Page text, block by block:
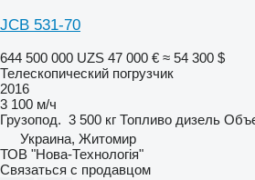
JCB 531-70
644 500 000 UZS 47 000 € ≈ 54 300 $
Телескопический погрузчик
2016
3 100 м/ч
Грузопод. 3 500 кг Топливо дизель
Украина, Житомир
ТОВ "Нова-Технологія"
Связаться с продавцом